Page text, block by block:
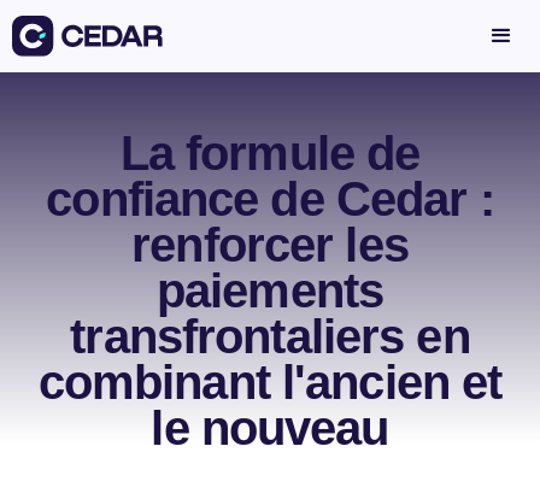
La formule de
confiance de Cedar :
renforcer les
paiements
transfrontaliers en
combinant l'ancien et
le nouveau